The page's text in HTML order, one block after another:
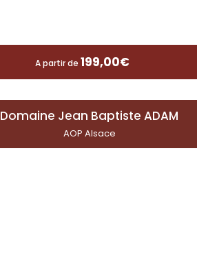
A partir de199,00€
Domaine Jean Baptiste ADAM
AOP Alsace